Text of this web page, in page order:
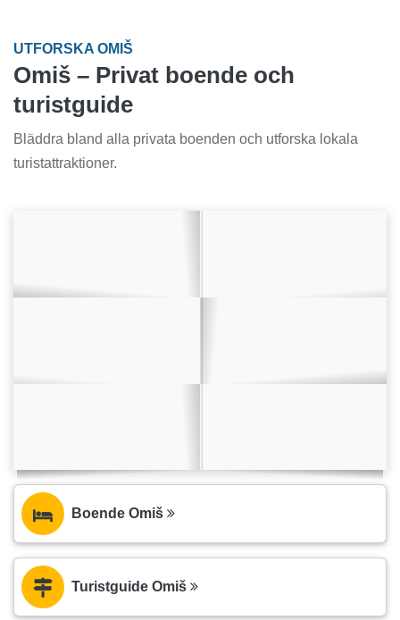
UTFORSKA OMIŠ
Omiš – Privat boende och
turistguide
Bläddra bland alla privata boenden och utforska lokala
turistattraktioner.
Boende Omiš
Turistguide Omiš